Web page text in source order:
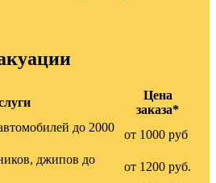
Цена
заказа*
до 2000
от 1000 руб
джипов до
от 1200 руб.